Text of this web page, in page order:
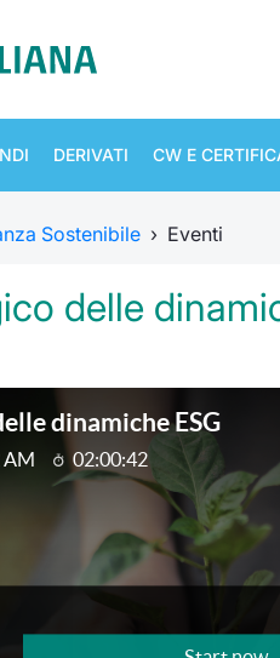
DERIVATI CW E
Sostenibile › Eventi
delle